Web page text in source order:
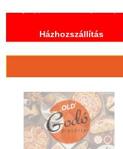
Házhozszállítás